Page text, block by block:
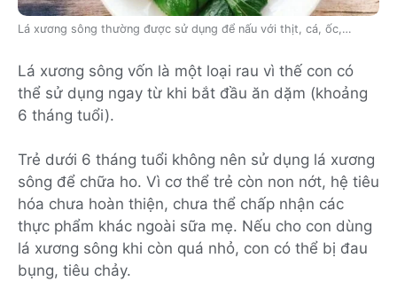
Lá xương sông thường được sử dụng để nấu với thịt, cá, ốc,…
Lá xương sông vốn là một loại rau vì thế con có
thể sử dụng ngay từ khi bắt đầu ăn dặm (khoảng
6 tháng tuổi).
Trẻ dưới 6 tháng tuổi không nên sử dụng lá xương
sông để chữa ho. Vì cơ thể trẻ còn non nớt, hệ tiêu
hóa chưa hoàn thiện, chưa thể chấp nhận các
thực phẩm khác ngoài sữa mẹ. Nếu cho con dùng
lá xương sông khi còn quá nhỏ, con có thể bị đau
bụng, tiêu chảy.